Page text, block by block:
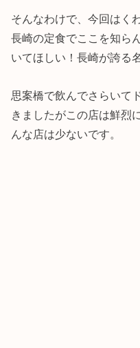
そんなわけで、今回はく
長崎の定食でここを知ら
いてほしい！長崎が誇る
思案橋で飲んでさらいて
きましたがこの店は鮮烈
んな店は少ないです。